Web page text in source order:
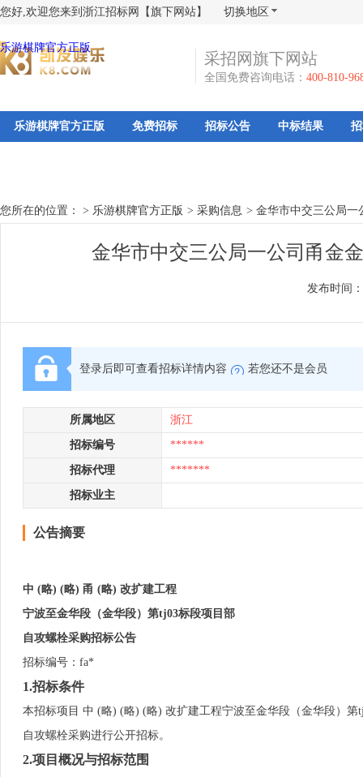
您好,欢迎您来到浙江招标网【旗下网站】 切换地区
乐游棋牌官方正版
采招网旗下网站
全国免费咨询电话： 400-810-
乐游棋牌官方正版 免费招标 招标公告 中标结果
您所在的位置： > 乐游棋牌官方正版 > 采购信息 > 金华市中交三公局一
金华市中交三公局一公司甬金
发布时间：
登录后即可查看招标详情内容 若您还不是会员
所属地区 浙江
招标编号 ******
招标代理 *******
招标业主
公告摘要
中 (略) (略) 甬 (略) 改扩建工程
宁波至金华段（金华段）第tj03标段项目部
自攻螺栓采购招标公告
招标编号：fa*
1.招标条件
本招标项目 中 (略) (略) (略) 改扩建工程宁波至金华段（金华段）
自攻螺栓采购进行公开招标。
2.项目概况与招标范围